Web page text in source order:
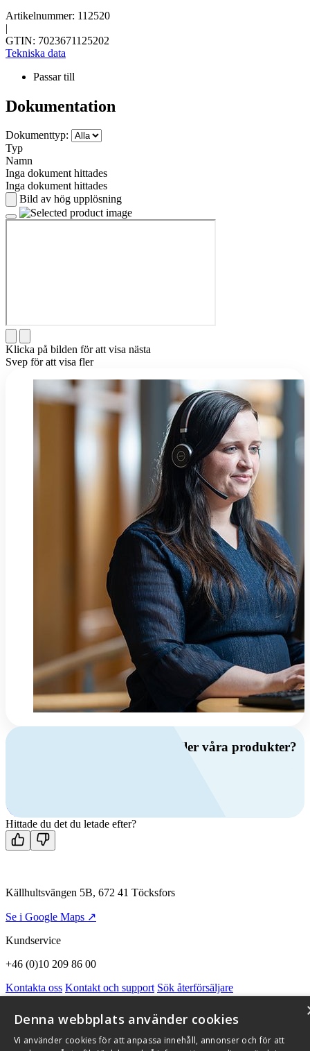
Artikelnummer: 112520
|
GTIN: 7023671125202
Tekniska data
Passar till
Dokumentation
Dokumenttyp:
Typ
Namn
Inga dokument hittades
Inga dokument hittades
Bild av hög upplösning
Klicka på bilden för att visa nästa
Svep för att visa fler
Har du frågor om ventilation eller våra produkter?
Kontakta oss
Hittade du det du letade efter?
Källhultsvängen 5B, 672 41 Töcksfors
Se i Google Maps ↗
Kundservice
+46 (0)10 209 86 00
Kontakta oss Kontakt och support Sök återförsäljare
Integritetspolicy och cookies
Om Flexit
Aktuellt Miljö och kvalitetssäkring Alarmkoder
Qnister Visselblåsningsfunktion
© 2026 Flexit AB. Alla rättigheter förbehållna
Denna webbplats använder cookies
Vi använder cookies för att anpassa innehåll, annonser och för att